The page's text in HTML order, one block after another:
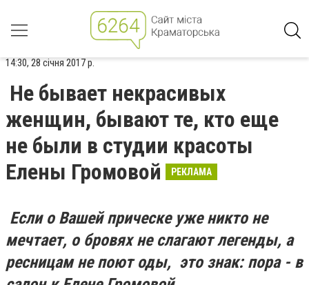
14:30, 28 січня 2017 р.
Не бывает некрасивых
женщин, бывают те, кто еще
не были в студии красоты
Елены Громовой
РЕКЛАМА
Если о Вашей прическе уже никто не
мечтает, о бровях не слагают легенды, а
ресницам не поют оды, это знак: пора - в